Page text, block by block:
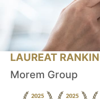
LAUREAT
Morem Group